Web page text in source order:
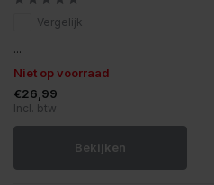
Vergelijk
...
Niet op voorraad
€26,99
Incl. btw
Bekijken